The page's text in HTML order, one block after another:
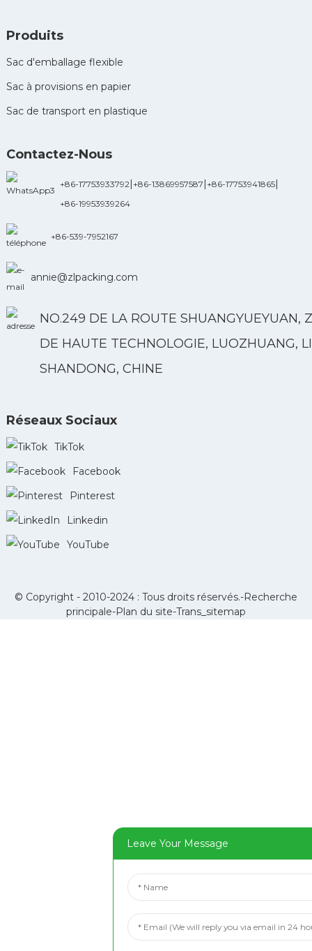
Produits
Sac d'emballage flexible
Sac à provisions en papier
Sac de transport en plastique
Contactez-Nous
+86-17753933792| +86-13869957587 | +86-17753941865|
+86-19953939264
+86-539-7952167
annie@zlpacking.com
NO.249 DE LA ROUTE SHUANGYUEYUAN,
DE HAUTE TECHNOLOGIE, LUOZHUANG,
SHANDONG, CHINE
Réseaux Sociaux
TikTok
Facebook
Pinterest
Linkedin
YouTube
© Copyright - 2010-2024 : Tous droits réservés.-Recherche
principale-Plan du site-Trans_sitemap
Leave Your Message